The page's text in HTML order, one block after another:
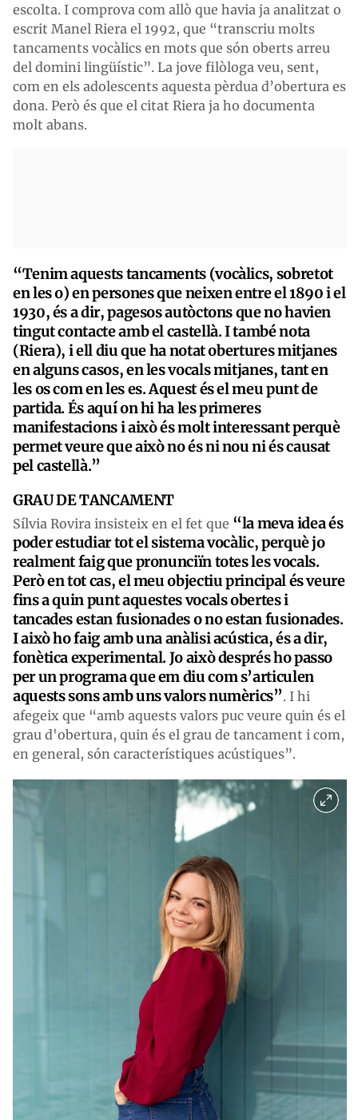
escolta. I comprova com allò que havia ja analitzat o
escrit Manel Riera el 1992, que “transcriu molts
tancaments vocàlics en mots que són oberts arreu
del domini lingüístic”. La jove filòloga veu, sent,
com en els adolescents aquesta pèrdua d’obertura es
dona. Però és que el citat Riera ja ho documenta
molt abans.
“Tenim aquests tancaments (vocàlics, sobretot
en les o) en persones que neixen entre el 1890 i el
1930, és a dir, pagesos autòctons que no havien
tingut contacte amb el castellà. I també nota
(Riera), i ell diu que ha notat obertures mitjanes
en alguns casos, en les vocals mitjanes, tant en
les os com en les es. Aquest és el meu punt de
partida. És aquí on hi ha les primeres
manifestacions i això és molt interessant perquè
permet veure que això no és ni nou ni és causat
pel castellà.”
GRAU DE TANCAMENT
Sílvia Rovira insisteix en el fet que “la meva idea és
poder estudiar tot el sistema vocàlic, perquè jo
realment faig que pronunciïn totes les vocals.
Però en tot cas, el meu objectiu principal és veure
fins a quin punt aquestes vocals obertes i
tancades estan fusionades o no estan fusionades.
I això ho faig amb una anàlisi acústica, és a dir,
fonètica experimental. Jo això després ho passo
per un programa que em diu com s’articulen
aquests sons amb uns valors numèrics”. I hi
afegeix que “amb aquests valors puc veure quin és el
grau d'obertura, quin és el grau de tancament i com,
en general, són característiques acústiques”.